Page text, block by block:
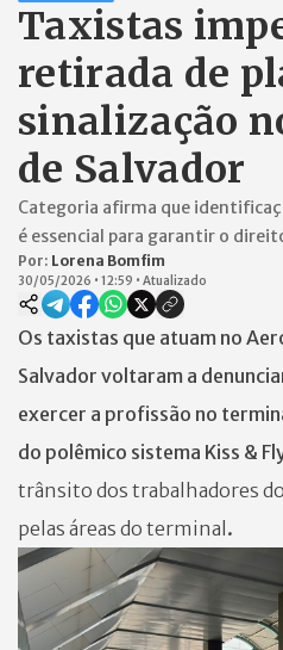
Taxistas
retirada de
sinalização
de Salvador
Categoria afirma que
é essencial para garantir o
Por: Lorena Bomfim
30/05/2026 • 12:59 • Atualizado
Os taxistas que atuam no
Salvador voltaram a
exercer a profissão no
do polêmico sistema Kiss &
trânsito dos trabalhadores
pelas áreas do terminal.